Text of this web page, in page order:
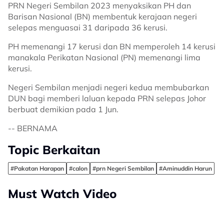
PRN Negeri Sembilan 2023 menyaksikan PH dan
Barisan Nasional (BN) membentuk kerajaan negeri
selepas menguasai 31 daripada 36 kerusi.
PH memenangi 17 kerusi dan BN memperoleh 14 kerusi
manakala Perikatan Nasional (PN) memenangi lima
kerusi.
Negeri Sembilan menjadi negeri kedua membubarkan
DUN bagi memberi laluan kepada PRN selepas Johor
berbuat demikian pada 1 Jun.
-- BERNAMA
Topic Berkaitan
#Pakatan Harapan #calon #prn Negeri Sembilan #Aminuddin Harun
Must Watch Video